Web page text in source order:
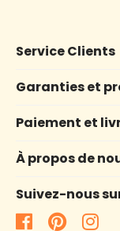
Service Clients
Garanties et
Paiement et
À propos de
Suivez-nous